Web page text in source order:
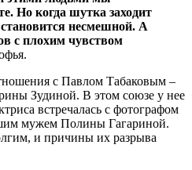
Но когда шутка заходит
несмешной. А
с плохим чувством
с Павлом Табаковым –
Зудиной. В этом союзе у нее
встречалась с фотографом
мужем Полины Гагариной.
и причины их разрыва